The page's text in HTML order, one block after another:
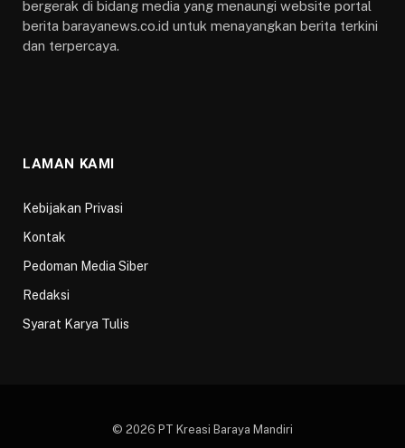
bergerak di bidang media yang menaungi website portal
berita barayanews.co.id untuk menayangkan berita terkini
dan terpercaya.
LAMAN KAMI
Kebijakan Privasi
Kontak
Pedoman Media Siber
Redaksi
Syarat Karya Tulis
© 2026 PT Kreasi Baraya Mandiri